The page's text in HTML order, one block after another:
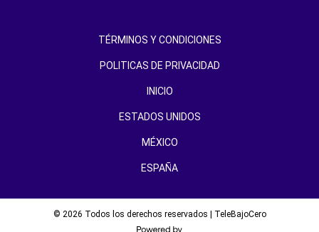
TÉRMINOS Y CONDICIONES
POLITICAS DE PRIVACIDAD
INICIO
ESTADOS UNIDOS
MÉXICO
ESPAÑA
© 2026 Todos los derechos reservados | TeleBajoCero